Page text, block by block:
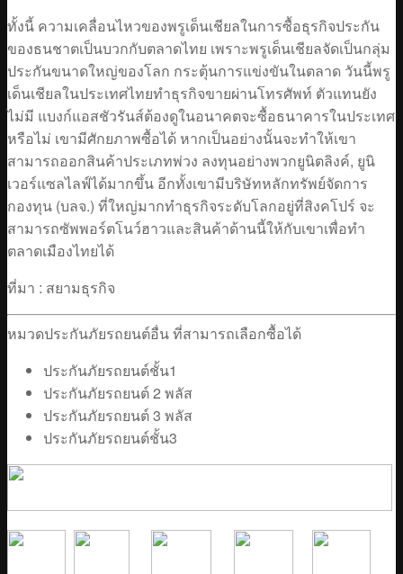
ทั้งนี้ ความเคลื่อนไหวของพรูเด็นเชียลในการซื้อธุรกิจประกัน
ของธนชาตเป็นบวกกับตลาดไทย เพราะพรูเด็นเชียลจัดเป็นกลุ่ม
ประกันขนาดใหญ่ของโลก กระตุ้นการแข่งขันในตลาด วันนี้พรู
เด็นเชียลในประเทศไทยทำธุรกิจขายผ่านโทรศัพท์ ตัวแทนยัง
ไม่มี แบงก์แอสชัวรันส์ต้องดูในอนาคตจะซื้อธนาคารในประเทศ
หรือไม่ เขามีศักยภาพซื้อได้ หากเป็นอย่างนั้นจะทำให้เขา
สามารถออกสินค้าประเภทพ่วง ลงทุนอย่างพวกยูนิตลิงค์, ยูนิ
เวอร์แซลไลฟ์ได้มากขึ้น อีกทั้งเขามีบริษัทหลักทรัพย์จัดการ
กองทุน (บลจ.) ที่ใหญ่มากทำธุรกิจระดับโลกอยู่ที่สิงคโปร์ จะ
สามารถซัพพอร์ตโนว์ฮาวและสินค้าด้านนี้ให้กับเขาเพื่อทำ
ตลาดเมืองไทยได้
ที่มา : สยามธุรกิจ
หมวดประกันภัยรถยนต์อื่น ที่สามารถเลือกซื้อได้
ประกันภัยรถยนต์ชั้น1
ประกันภัยรถยนต์ 2 พลัส
ประกันภัยรถยนต์ 3 พลัส
ประกันภัยรถยนต์ชั้น3